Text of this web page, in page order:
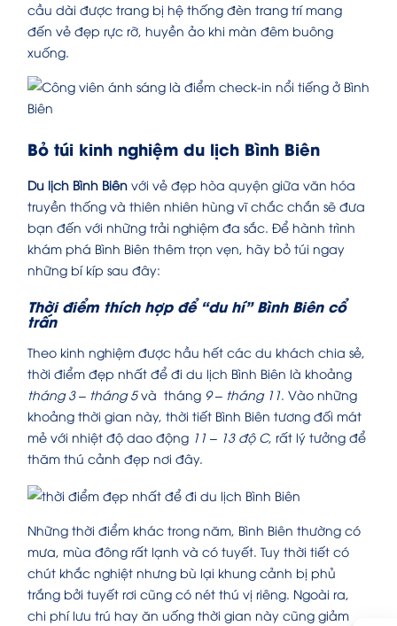
cầu dài được trang bị hệ thống đèn trang trí mang
đến vẻ đẹp rực rỡ, huyền ảo khi màn đêm buông
xuống.
Bỏ túi kinh nghiệm du lịch Bình Biên
Du lịch Bình Biên với vẻ đẹp hòa quyện giữa văn hóa
truyền thống và thiên nhiên hùng vĩ chắc chắn sẽ đưa
bạn đến với những trải nghiệm đa sắc. Để hành trình
khám phá Bình Biên thêm trọn vẹn, hãy bỏ túi ngay
những bí kíp sau đây:
Thời điểm thích hợp để “du hí” Bình Biên cổ
trấn
Theo kinh nghiệm được hầu hết các du khách chia sẻ,
thời điểm đẹp nhất để đi du lịch Bình Biên là khoảng
tháng 3 – tháng 5và tháng 9 – tháng 11. Vào những
khoảng thời gian này, thời tiết Bình Biên tương đối mát
mẻ với nhiệt độ dao động 11 – 13 độ C, rất lý tưởng để
thăm thú cảnh đẹp nơi đây.
Những thời điểm khác trong năm, Bình Biên thường có
mưa, mùa đông rất lạnh và có tuyết. Tuy thời tiết có
chút khắc nghiệt nhưng bù lại khung cảnh bị phủ
trắng bởi tuyết rơi cũng có nét thú vị riêng. Ngoài ra,
chi phí lưu trú hay ăn uống thời gian này cũng giảm